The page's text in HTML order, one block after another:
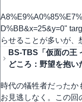
D%BB&x=25&y=0"
らせることが多いが、
BS-TBS「仮面の王
どころ：野望を抱い
時代の犠牲者だったか
お見逃しなく。この回